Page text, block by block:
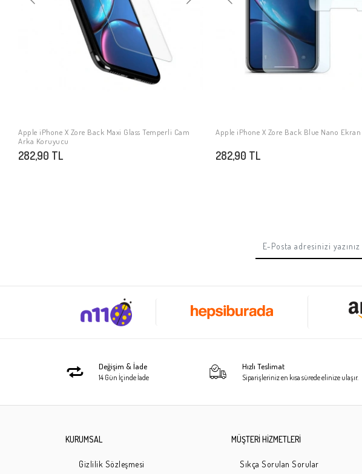
SEPETE EKLE
Apple iPhone X Zore Back Maxi Glass Temperli Cam
Arka Koruyucu
282,90 TL
SEPETE EKLE
Apple iPhone X Zore Back Blue Nano
282,90 TL
Değişim & İade
14 Gün İçinde İade
Hızlı Teslimat
Siparişleriniz en kısa sürede elinize ulaşır.
KURUMSAL
Gizlilik Sözleşmesi
MÜŞTERİ HİZMETLERİ
Sıkça Sorulan Sorular